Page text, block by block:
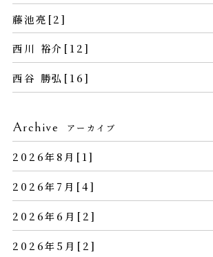
藤池亮[2]
西川 裕介[12]
西谷 勝弘[16]
Archive アーカイブ
2026年8月[1]
2026年7月[4]
2026年6月[2]
2026年5月[2]